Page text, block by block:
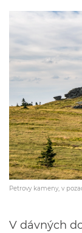
Petrovy kameny, v
V dávných